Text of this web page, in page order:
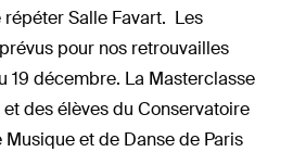
Salle Favart. Les
pour nos retrouvailles
19 décembre. La Masterclasse
des élèves du Conservatoire
et de Danse de Paris